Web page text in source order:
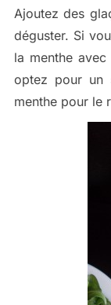
Ajoutez des
déguster. Si
la menthe
optez pour un
menthe pour le